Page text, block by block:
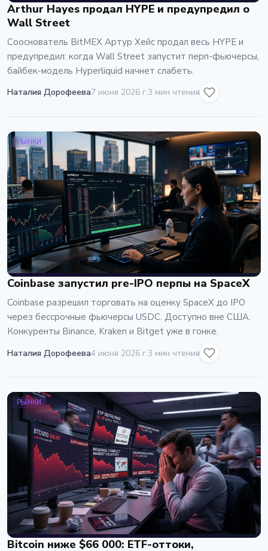
Arthur Hayes продал HYPE и предупредил о
Wall Street
Сооснователь BitMEX Артур Хейс продал весь HYPE и
предупредил: когда Wall Street запустит перп-фьючерсы,
байбек-модель Hyperliquid начнет слабеть.
Наталия Дорофеева7 июня 2026 г.3 мин чтения
РЫНКИ
Coinbase запустил pre-IPO перпы на SpaceX
Coinbase разрешил торговать на оценку SpaceX до IPO
через бессрочные фьючерсы USDC. Доступно вне США.
Конкуренты Binance, Kraken и Bitget уже в гонке.
Наталия Дорофеева4 июня 2026 г.3 мин чтения
РЫНКИ
Bitcoin ниже $66 000: ETF-оттоки,